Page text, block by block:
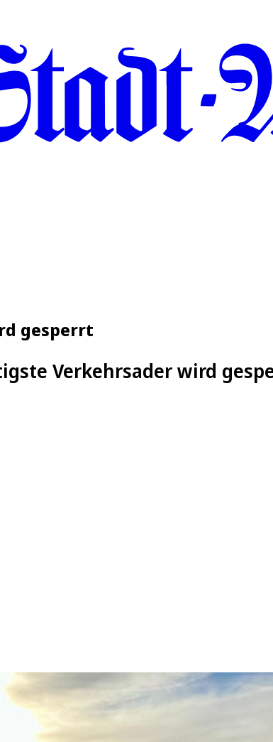
gesperrt
Verkehrsader wird